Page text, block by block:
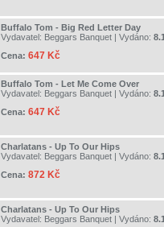
Buffalo Tom - Big Red Letter Day
Vydavatel: Beggars Banquet | Vydáno:
Cena: 647 Kč
Buffalo Tom - Let Me Come Over
Vydavatel: Beggars Banquet | Vydáno:
Cena: 647 Kč
Charlatans - Up To Our Hips
Vydavatel: Beggars Banquet | Vydáno:
Cena: 872 Kč
Charlatans - Up To Our Hips
Vydavatel: Beggars Banquet | Vydáno: